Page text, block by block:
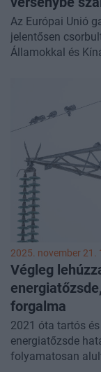
Az Európai Unió
jelentősen
Államokkal és
fosszilis
aggályok,
egyaránt arra
energiaátállás
akadály is
fellendül az
közösség
Energia
2025. november 21.
Végleg
forgalma
2021 óta tartós
energiatőzsde
folyamatosan